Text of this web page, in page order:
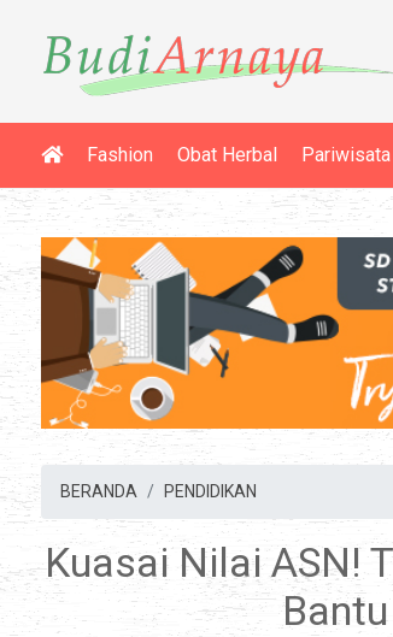
Fashion Obat Herbal Pariwisata
BERANDA PENDIDIKAN
Kuasai Nilai ASN!